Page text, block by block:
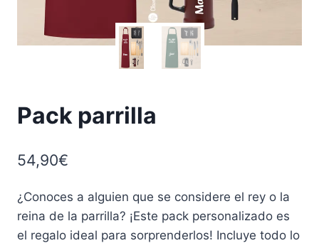
Pack parrilla
54,90€
¿Conoces a alguien que se considere el rey o la
reina de la parrilla? ¡Este pack personalizado es
el regalo ideal para sorprenderlos! Incluye todo lo